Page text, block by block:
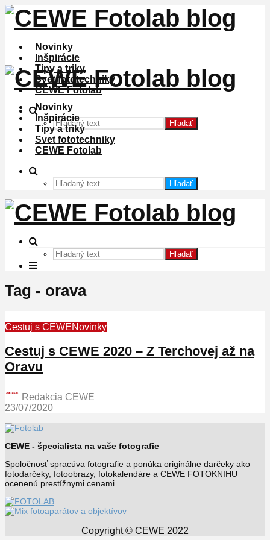
Novinky
Inšpirácie
Tipy a triky
Svet fototechniky
CEWE Fotolab
Hľadať
Novinky
Inšpirácie
Tipy a triky
Svet fototechniky
CEWE Fotolab
Hľadať
Hľadať
Tag - orava
Cestuj s CEWENovinky
Cestuj s CEWE 2020 – Z Terchovej až na
Oravu
Redakcia CEWE
23/07/2020
CEWE - špecialista na vaše fotografie
Spoločnosť spracúva fotografie a ponúka originálne darčeky ako
fotodarčeky, fotoobrazy, fotokalendáre a CEWE FOTOKNIHU
ocenenú prestížnymi cenami.
Copyright © CEWE 2022